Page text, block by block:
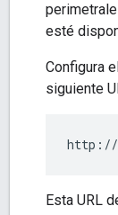
esté
Configura
siguiente
http://
Esta URL